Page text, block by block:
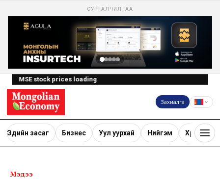
СУРТАЛЧИЛГАА
MSE stock prices loading
Захиалга
Эдийн засаг Бизнес Уул уурхай Нийгэм Хөрөнгө
Мэдээ